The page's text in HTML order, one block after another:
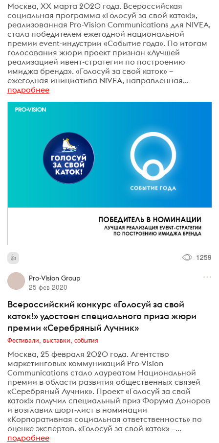
Москва, XX марта 2020 года. Всероссийская
социальная программа «Голосуй за свой каток!»,
реализованная Pro-Vision Communications для NIVEA,
стала победителем ежегодной национальной
премии event-индустрии «Событие года». По итогам
голосования жюри проект признан «Лучшей
реализацией ивент-стратегии по построению
имиджа бренда». «Голосуй за свой каток» –
ежегодная инициатива NIVEA, направленная...
подробнее
1259
Pro-Vision Group
25 фев 2020
Всероссийский конкурс «Голосуй за свой
каток!» удостоен специального приза жюри
премии «Серебряный Лучник»
Фестивали, выставки, события
Москва, 25 февраля 2020 года. Агентство
маркетинговых коммуникаций Pro-Vision
Communications стало лауреатом Национальной
премии в области развития общественных связей
«Серебряный Лучник». Проект «Голосуй за свой
каток!» получил специальный приз Форума Доноров
и возглавил шорт-лист в номинации
«Корпоративная социальная ответственность» по
оценке экспертов. «Голосуй за свой каток» –...
подробнее